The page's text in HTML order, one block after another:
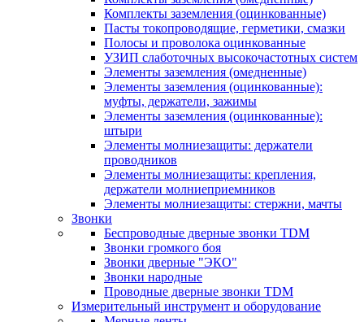
Комплекты заземления (оцинкованные)
Пасты токопроводящие, герметики, смазки
Полосы и проволока оцинкованные
УЗИП слаботочных высокочастотных систем
Элементы заземления (омедненные)
Элементы заземления (оцинкованные):
муфты, держатели, зажимы
Элементы заземления (оцинкованные):
штыри
Элементы молниезащиты: держатели
проводников
Элементы молниезащиты: крепления,
держатели молниеприемников
Элементы молниезащиты: стержни, мачты
Звонки
Беспроводные дверные звонки TDM
Звонки громкого боя
Звонки дверные "ЭКО"
Звонки народные
Проводные дверные звонки TDM
Измерительный инструмент и оборудование